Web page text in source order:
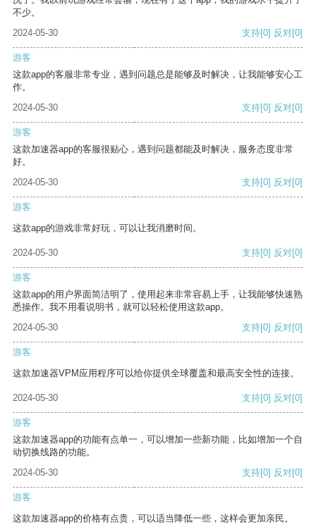
不少。
2024-05-30
支持[0] 反对[0]
游客
这款app的客服非常专业，遇到问题总是能够及时解决，让我能够安心工
作。
2024-05-30
支持[0] 反对[0]
游客
这款加速器app的客服很贴心，遇到问题都能及时解决，服务态度非常
好。
2024-05-30
支持[0] 反对[0]
游客
这款app的游戏非常好玩，可以让我消磨时间。
2024-05-30 支持[0] 反对[0]
游客
这款app的用户界面简洁明了，使用起来非常容易上手，让我能够快速熟
悉操作。我不用看说明书，就可以轻松使用这款app。
2024-05-30
支持[0] 反对[0]
游客
这款加速器VPM应用程序可以给你提供全球覆盖和最高安全性的连接。
2024-05-30 支持[0] 反对[0]
游客
这款加速器app的功能有点单一，可以增加一些新功能，比如增加一个自
动切换线路的功能。
2024-05-30
支持[0] 反对[0]
游客
这款加速器app的价格有点贵，可以适当降低一些，这样会更加亲民。